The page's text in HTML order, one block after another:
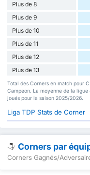
Plus de 8
Plus de 9
Plus de 10
Plus de 11
Plus de 12
Plus de 13
Total des Corners en match pour
Campeon. La moyenne de la
joués pour la saison 2025/2026.
Liga TDP Stats de Corner
Corners par
Corners Gagnés/